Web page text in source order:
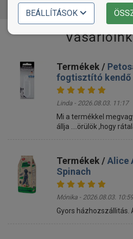
Termékek /
fogtisztító kendő
Linda - 2026.08.03. 11:17
Mi a termékkel
állja ....örülök ,hogy
Termékek /Alice
Spinach
Mónika - 2026.08.03. 10:59
Gyors házhozszállitás.
BEÁLLÍTÁSOK